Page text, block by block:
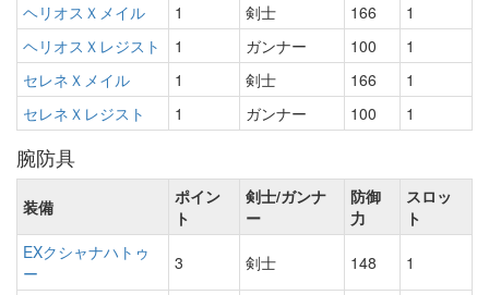
ヘリオスＸメイル
1 剣士 166
1
ヘリオスＸレジスト
1 ガンナー 100
1
セレネＸメイル
1 剣士 166
1
セレネＸレジスト
1 ガンナー 100 1
腕防具
装備
ポイン
ト
剣士/ガンナ
ー
防御
力
スロッ
ト
EXクシャナハトゥ
ー
3 剣士 148 1